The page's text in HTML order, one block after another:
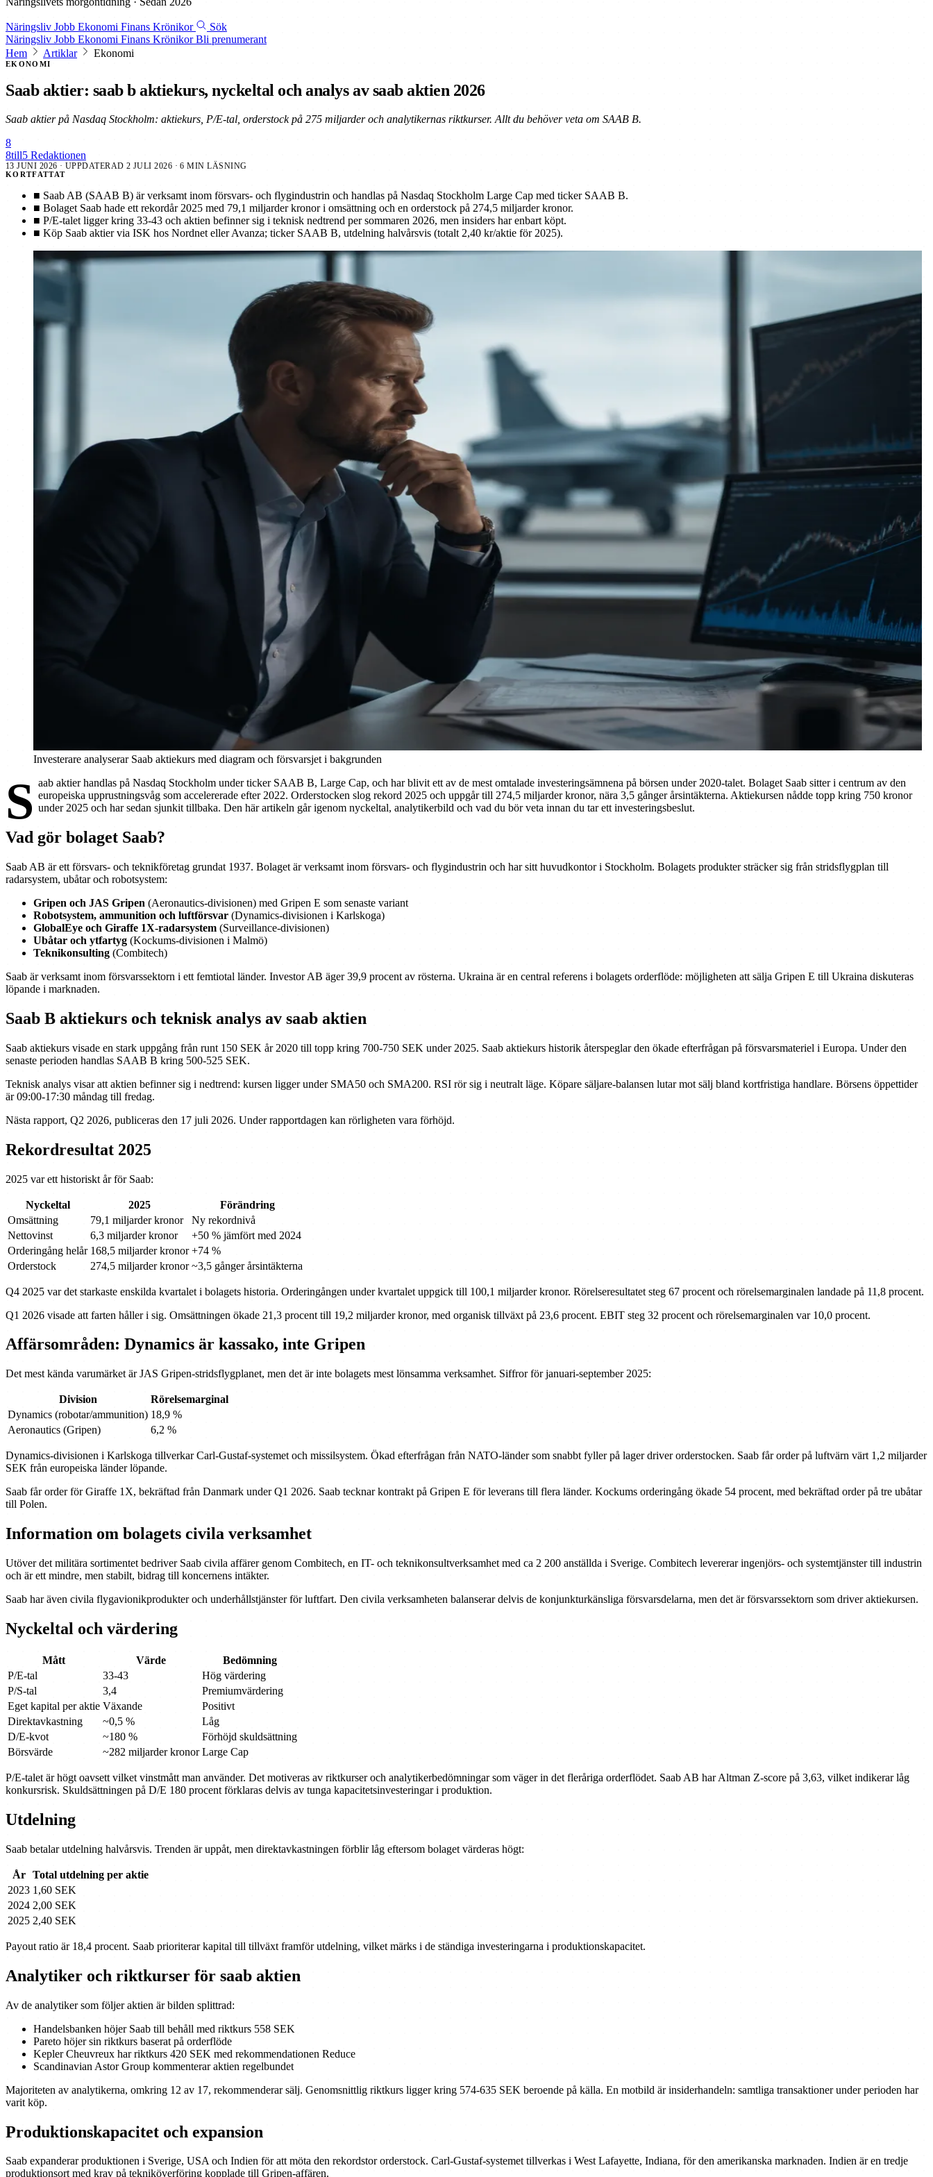
Näringsliv Jobb Ekonomi Finans Krönikor
Sök
Näringsliv Jobb Ekonomi Finans KrönikorBli prenumerant
Hem
Artiklar Ekonomi
EKONOMI
Saab aktier: saab b aktiekurs, nyckeltal och analys av saab aktien 2026
Saab aktier på Nasdaq Stockholm: aktiekurs, P/E-tal, orderstock på 275 miljarder och analytikernas riktkurser. Allt du behöver veta om SAAB B.
8
8till5 Redaktionen
13 JUNI 2026 · UPPDATERAD 2 JULI 2026 · 6 MIN LÄSNING
KORTFATTAT
■ Saab AB (SAAB B) är verksamt inom försvars- och flygindustrin och handlas på Nasdaq Stockholm Large Cap med ticker SAAB B.
■ Bolaget Saab hade ett rekordår 2025 med 79,1 miljarder kronor i omsättning och en orderstock på 274,5 miljarder kronor.
■ P/E-talet ligger kring 33-43 och aktien befinner sig i teknisk nedtrend per sommaren 2026, men insiders har enbart köpt.
■ Köp Saab aktier via ISK hos Nordnet eller Avanza; ticker SAAB B, utdelning halvårsvis (totalt 2,40 kr/aktie för 2025).
Investerare analyserar Saab aktiekurs med diagram och försvarsjet i bakgrunden
S aab aktier handlas på Nasdaq Stockholm under ticker SAAB B, Large Cap, och har blivit ett av de mest omtalade investeringsämnena på börsen under 2020-talet. Bolaget Saab sitter i centrum av den
europeiska upprustningsvåg som accelererade efter 2022. Orderstocken slog rekord 2025 och uppgår till 274,5 miljarder kronor, nära 3,5 gånger årsintäkterna. Aktiekursen nådde topp kring 750 kronor
under 2025 och har sedan sjunkit tillbaka. Den här artikeln går igenom nyckeltal, analytikerbild och vad du bör veta innan du tar ett investeringsbeslut.
Vad gör bolaget Saab?
Saab AB är ett försvars- och teknikföretag grundat 1937. Bolaget är verksamt inom försvars- och flygindustrin och har sitt huvudkontor i Stockholm. Bolagets produkter sträcker sig från stridsflygplan till
radarsystem, ubåtar och robotsystem:
Gripen och JAS Gripen (Aeronautics-divisionen) med Gripen E som senaste variant
Robotsystem, ammunition och luftförsvar (Dynamics-divisionen i Karlskoga)
GlobalEye och Giraffe 1X-radarsystem (Surveillance-divisionen)
Ubåtar och ytfartyg (Kockums-divisionen i Malmö)
Teknikonsulting (Combitech)
Saab är verksamt inom försvarssektorn i ett femtiotal länder. Investor AB äger 39,9 procent av rösterna. Ukraina är en central referens i bolagets orderflöde: möjligheten att sälja Gripen E till Ukraina diskuteras
löpande i marknaden.
Saab B aktiekurs och teknisk analys av saab aktien
Saab aktiekurs visade en stark uppgång från runt 150 SEK år 2020 till topp kring 700-750 SEK under 2025. Saab aktiekurs historik återspeglar den ökade efterfrågan på försvarsmateriel i Europa. Under den
senaste perioden handlas SAAB B kring 500-525 SEK.
Teknisk analys visar att aktien befinner sig i nedtrend: kursen ligger under SMA50 och SMA200. RSI rör sig i neutralt läge. Köpare säljare-balansen lutar mot sälj bland kortfristiga handlare. Börsens öppettider
är 09:00-17:30 måndag till fredag.
Nästa rapport, Q2 2026, publiceras den 17 juli 2026. Under rapportdagen kan rörligheten vara förhöjd.
Rekordresultat 2025
2025 var ett historiskt år för Saab:
Nyckeltal 2025
Förändring
Omsättning
79,1 miljarder kronor
Ny rekordnivå
Nettovinst
6,3 miljarder kronor
+50 % jämfört med 2024
Orderingång helår 168,5 miljarder kronor +74 %
Orderstock
274,5 miljarder kronor ~3,5 gånger årsintäkterna
Q4 2025 var det starkaste enskilda kvartalet i bolagets historia. Orderingången under kvartalet uppgick till 100,1 miljarder kronor. Rörelseresultatet steg 67 procent och rörelsemarginalen landade på 11,8 procent.
Q1 2026 visade att farten håller i sig. Omsättningen ökade 21,3 procent till 19,2 miljarder kronor, med organisk tillväxt på 23,6 procent. EBIT steg 32 procent och rörelsemarginalen var 10,0 procent.
Affärsområden: Dynamics är kassako, inte Gripen
Det mest kända varumärket är JAS Gripen-stridsflygplanet, men det är inte bolagets mest lönsamma verksamhet. Siffror för januari-september 2025:
Division
Rörelsemarginal
Dynamics (robotar/ammunition) 18,9 %
Aeronautics (Gripen)
6,2 %
Dynamics-divisionen i Karlskoga tillverkar Carl-Gustaf-systemet och missilsystem. Ökad efterfrågan från NATO-länder som snabbt fyller på lager driver orderstocken. Saab får order på luftvärn värt 1,2 miljarder
SEK från europeiska länder löpande.
Saab får order för Giraffe 1X, bekräftad från Danmark under Q1 2026. Saab tecknar kontrakt på Gripen E för leverans till flera länder. Kockums orderingång ökade 54 procent, med bekräftad order på tre ubåtar
till Polen.
Information om bolagets civila verksamhet
Utöver det militära sortimentet bedriver Saab civila affärer genom Combitech, en IT- och teknikonsultverksamhet med ca 2 200 anställda i Sverige. Combitech levererar ingenjörs- och systemtjänster till industrin
och är ett mindre, men stabilt, bidrag till koncernens intäkter.
Saab har även civila flygavionikprodukter och underhållstjänster för luftfart. Den civila verksamheten balanserar delvis de konjunkturkänsliga försvarsdelarna, men det är försvarssektorn som driver aktiekursen.
Nyckeltal och värdering
Mått Värde
Bedömning
P/E-tal
33-43
Hög värdering
P/S-tal
3,4
Premiumvärdering
Eget kapital per aktie Växande
Positivt
Direktavkastning
~0,5 %
Låg
D/E-kvot
~180 %
Förhöjd skuldsättning
Börsvärde
~282 miljarder kronor Large Cap
P/E-talet är högt oavsett vilket vinstmått man använder. Det motiveras av riktkurser och analytikerbedömningar som väger in det fleråriga orderflödet. Saab AB har Altman Z-score på 3,63, vilket indikerar låg
konkursrisk. Skuldsättningen på D/E 180 procent förklaras delvis av tunga kapacitetsinvesteringar i produktion.
Utdelning
Saab betalar utdelning halvårsvis. Trenden är uppåt, men direktavkastningen förblir låg eftersom bolaget värderas högt:
År
Total utdelning per aktie
2023 1,60 SEK
2024 2,00 SEK
2025 2,40 SEK
Payout ratio är 18,4 procent. Saab prioriterar kapital till tillväxt framför utdelning, vilket märks i de ständiga investeringarna i produktionskapacitet.
Analytiker och riktkurser för saab aktien
Av de analytiker som följer aktien är bilden splittrad:
Handelsbanken höjer Saab till behåll med riktkurs 558 SEK
Pareto höjer sin riktkurs baserat på orderflöde
Kepler Cheuvreux har riktkurs 420 SEK med rekommendationen Reduce
Scandinavian Astor Group kommenterar aktien regelbundet
Majoriteten av analytikerna, omkring 12 av 17, rekommenderar sälj. Genomsnittlig riktkurs ligger kring 574-635 SEK beroende på källa. En motbild är insiderhandeln: samtliga transaktioner under perioden har
varit köp.
Produktionskapacitet och expansion
Saab expanderar produktionen i Sverige, USA och Indien för att möta den rekordstor orderstock. Carl-Gustaf-systemet tillverkas i West Lafayette, Indiana, för den amerikanska marknaden. Indien är en tredje
produktionsort med krav på tekniköverföring kopplade till Gripen-affären.